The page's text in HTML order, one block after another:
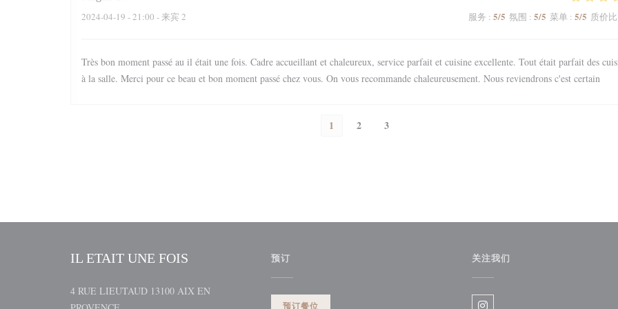
2024-04-19 - 21:00 - 来宾 2 服务 : 5/5 氛围 : 5/5 菜单 : 5/5 质价比
Très bon moment passé au il était une fois. Cadre accueillant et chaleureux, service parfait et cuisine excellente. Tout était parfait des
à la salle. Merci pour ce beau et bon moment passé chez vous. On vous recommande chaleureusement. Nous reviendrons c'est certain
1 2 3
IL ETAIT UNE FOIS
4 RUE LIEUTAUD 13100 AIX EN
预订
预订餐位
关注我们